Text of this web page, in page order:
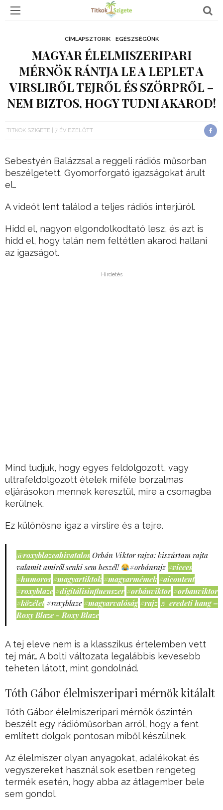
CÍMLAPSZTORIK EGÉSZSÉGÜNK
MAGYAR ÉLELMISZERIPARI
MÉRNÖK RÁNTJA LE A LEPLET A
VIRSLIRŐL TEJRŐL ÉS SZÖRPRŐL –
NEM BIZTOS, HOGY TUDNI AKAROD!
TITKOK SZIGETE 7 ÉV EZELŐTT
Sebestyén Balázzsal a reggeli rádiós műsorban
beszélgetett. Gyomorforgató igazságokat árult
el…
A videót lent találod a teljes rádiós interjúról.
Hidd el, nagyon elgondolkodtató lesz, és azt is
hidd el, hogy talán nem feltétlen akarod hallani
az igazságot.
Hirdetés
Mind tudjuk, hogy egyes feldolgozott, vagy
ultrafeldolgozott ételek miféle borzalmas
eljárásokon mennek keresztül, mire a csomagba
kerülnek.
Ez különösne igaz a virslire és a tejre.
@roxyblazeahivatalos Orbán Viktor rajza: kiszúrtam rajta
valamit amiről senki sem beszél!
#orbánrajz #vicces
#humoros #magyartiktok #magyarmémek #aicontent
#roxyblaze #digitálisinfluenszer #orbánviktor #orbanviktor
#közélet #roxyblaze #magyarvalóság #rajz ♬ eredeti hang –
Roxy Blaze - Roxy Blaze
A tej eleve nem is a klasszikus értelemben vett
tej már… A bolti változata legalábbis kevesebb
teheten látott, mint gondolnád.
Tóth Gábor élelmiszeripari mérnök kitálalt
Tóth Gábor élelmiszeripari mérnök őszintén
beszélt egy rádióműsorban arról, hogy a fent
említett dolgok pontosan miből készülnek.
Az élelmiszer olyan anyagokat, adalékokat és
vegyszereket használ sok esetben rengeteg
termék esetén, hogy abba az átlagember bele
sem gondol.